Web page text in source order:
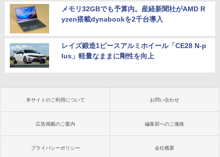
メモリ32GBでも予算内。産経新聞社がAMD R
yzen搭載dynabookを2千台導入
レイズ鍛造1ピースアルミホイール「CE28 N-p
lus」軽量なままに剛性を向上
本サイトのご利用について お問い合わせ
広告掲載のご案内 編集部へのご連絡
プライバシーポリシー 会社概要